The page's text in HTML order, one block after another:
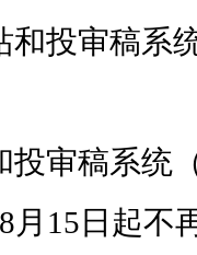
投审稿系
投审稿系统
月15日起